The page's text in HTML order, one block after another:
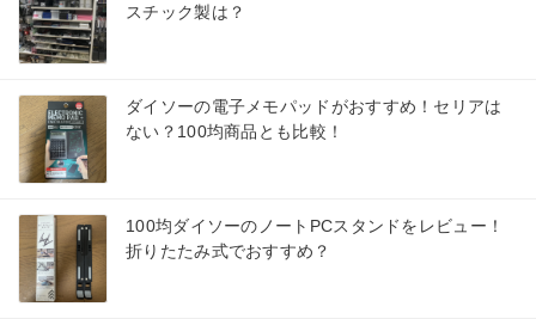
スチック製は？
ダイソーの電子メモパッドがおすすめ！セリアは
ない？100均商品とも比較！
100均ダイソーのノートPCスタンドをレビュー！
折りたたみ式でおすすめ？